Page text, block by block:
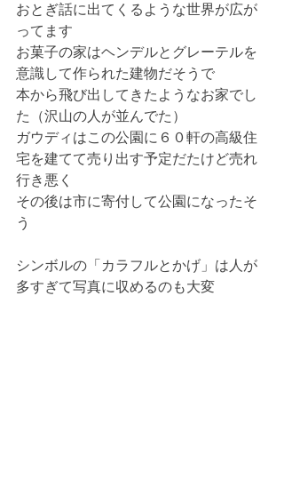
おとぎ話に出てくるような世界が広が
ってます
お菓子の家はヘンデルとグレーテルを
意識して作られた建物だそうで
本から飛び出してきたようなお家でし
た（沢山の人が並んでた）
ガウディはこの公園に６０軒の高級住
宅を建てて売り出す予定だたけど売れ
行き悪く
その後は市に寄付して公園になったそ
う
シンボルの「カラフルとかげ」は人が
多すぎて写真に収めるのも大変